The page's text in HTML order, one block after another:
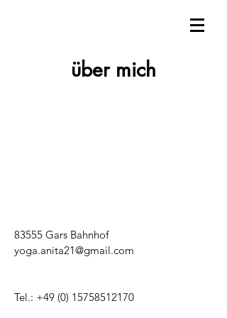
über mich
83555 Gars Bahnhof
yoga.anita21@gmail.com
Tel.: +49 (0) 15758512170